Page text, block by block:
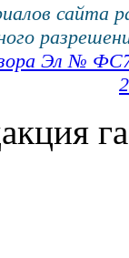
сайта
Эл №